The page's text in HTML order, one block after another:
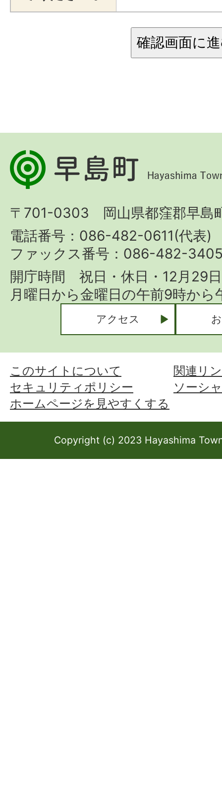
早
島
Hayashima
Town
〒701-0303 岡山県都窪郡早島
電話番号：086-482-0611(代表)
ファックス番号：086-482-
開庁時間 祝日・休日・12月29
月曜日から金曜日の午前9時か
アクセス
このサイトについて
関連リ
セキュリティポリシー
ソーシ
ホームページを見やすくする
Copyright (c) 2023 Hayashima